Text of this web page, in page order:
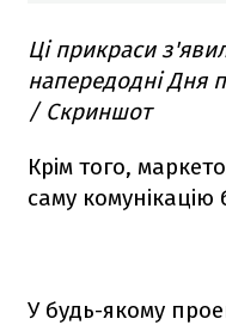
Ці прикраси
напередодні Дня
/ Скриншот
Крім того,
саму комунікацію
У будь-якому